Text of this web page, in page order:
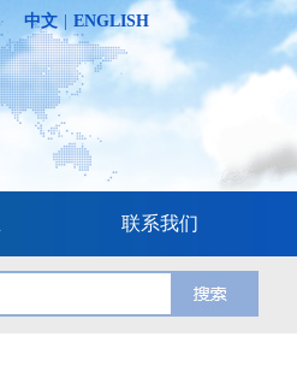
中文 ENGLISH
联系我们